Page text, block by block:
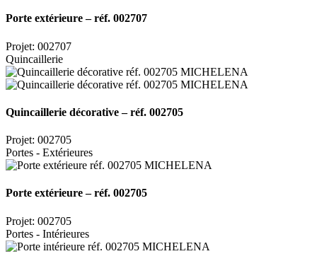
Porte extérieure – réf. 002707
Projet: 002707
Quincaillerie
Quincaillerie décorative – réf. 002705
Projet: 002705
Portes - Extérieures
Porte extérieure – réf. 002705
Projet: 002705
Portes - Intérieures